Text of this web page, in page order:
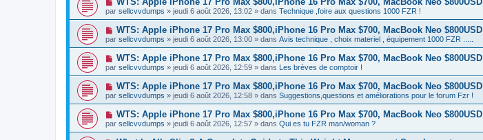
a
g
e
e
s
s
a
g
e
e
a
u
m
e
s
s
a
g
e
o
u
v
e
a
u
m
e
s
s
a
g
e
par sellcvvdumps » jeudi 6 août 2026, 13:02 » dans Technique ,foire aux questions 1000 FZR !
N
o
u
v
e
a
u
m
e
s
s
a
g
e
WTS: Apple iPhone 17 Pro Max $800,iPhone 16 Pro Max $700, MacBook Neo $800USD
par sellcvvdumps » jeudi 6 août 2026, 13:00 » dans Avis technique , choix materiel , équipement 1000 FZR .....
N
o
u
v
e
a
u
m
e
s
WTS: Apple iPhone 17 Pro Max $800,iPhone 16 Pro Max $700, MacBook Neo $800USD
par sellcvvdumps » jeudi 6 août 2026, 12:59 » dans Les brèves de comptoir !
N
o
u
v
e
a
u
WTS: Apple iPhone 17 Pro Max $800,iPhone 16 Pro Max $700, MacBook Neo $800USD
par sellcvvdumps » jeudi 6 août 2026, 12:58 » dans Suggestions,questions et améliorations pour le forum Fzr !
N
o
u
v
WTS: Apple iPhone 17 Pro Max $800,iPhone 16 Pro Max $700, MacBook Neo $800USD
par sellcvvdumps » jeudi 6 août 2026, 12:57 » dans Qui es tu FZR man/woman ?